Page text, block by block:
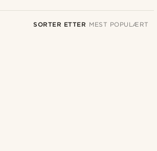
SORTER ETTER MEST POPULÆRT